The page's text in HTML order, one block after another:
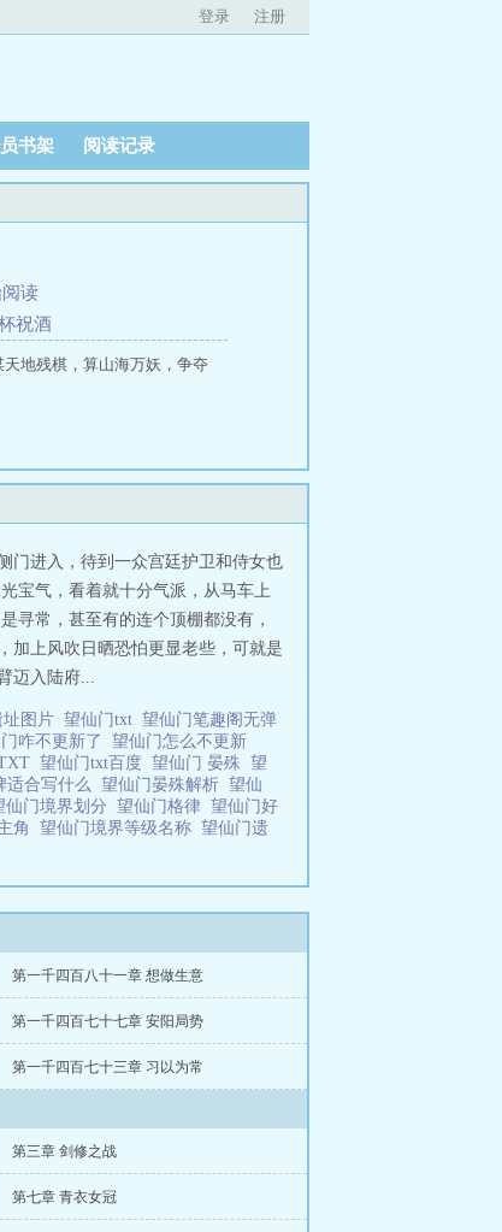
登录 注册
书架 阅读记录
读
祝酒
地残棋，算山海万妖，争夺
门进入，待到一众宫廷护卫和侍女也
宝气，看着就十分气派，从马车上
寻常，甚至有的连个顶棚都没有，
加上风吹日晒恐怕更显老些，可就是
迈入陆府...
址图片 望仙门txt 望仙门笔趣阁无弹
咋不更新了 望仙门怎么不更新
望仙门txt百度 望仙门 晏殊 望
适合写什么 望仙门晏殊解析 望仙
仙门境界划分 望仙门格律 望仙门好
角 望仙门境界等级名称 望仙门遗
第一千四百八十一章 想做生意
第一千四百七十七章 安阳局势
第一千四百七十三章 习以为常
第三章 剑修之战
第七章 青衣女冠